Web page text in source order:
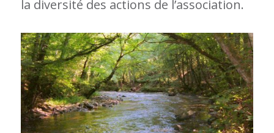
la diversité des actions de l’association.